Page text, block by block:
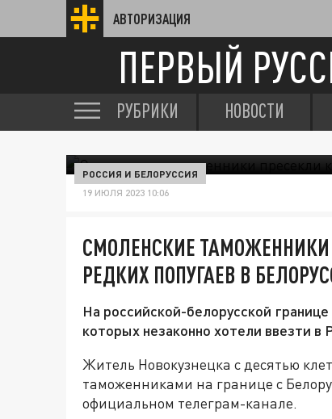
АВТОРИЗАЦИЯ
ПЕРВЫЙ
РУБРИКИ НОВОСТИ
РОССИЯ И БЕЛОРУССИЯ
19 ИЮЛЯ 2023 10:06
СМОЛЕНСКИЕ
РЕДКИХ ПОПУГАЕВ В
На российской-белорусской
которых незаконно хотели ввезти в
Житель Новокузнецка с десятью
таможенниками на границе с
официальном телеграм-канале.